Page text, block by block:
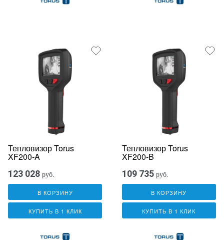
Тепловизор Torus
XF200-A
123 028 руб.
В КОРЗИНУ
КУПИТЬ В 1 КЛИК
Тепловизор Torus
XF200-B
109 735 руб.
В КОРЗИНУ
КУПИТЬ В 1 КЛИК